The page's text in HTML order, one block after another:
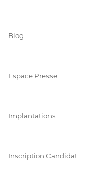
Blog
Espace Presse
Implantations
Inscription Candidat